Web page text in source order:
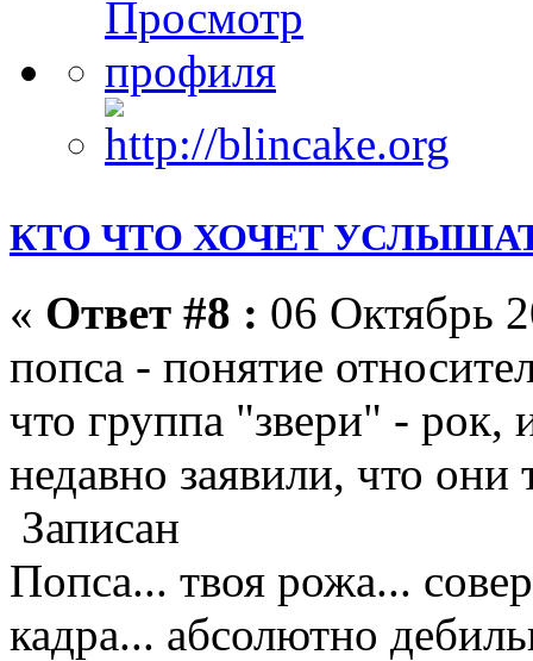
КТО ЧТО ХОЧЕТ
« Ответ #8 : 06 Октябрь
попса - понятие
что группа "звери" - рок,
недавно заявили, что
Записан
Попса... твоя рожа...
кадра... абсолютно